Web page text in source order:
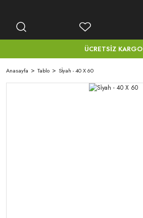
ÜCRETSİZ KARGO
Anasayfa Tablo Si̇yah - 40 X 60